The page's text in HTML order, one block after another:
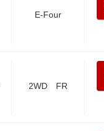
E-Four
2WD FR